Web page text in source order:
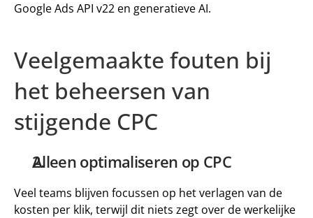
Google Ads API v22 en generatieve AI.
Veelgemaakte fouten bij
het beheersen van
stijgende CPC
Alleen optimaliseren op CPC
Veel teams blijven focussen op het verlagen van de
kosten per klik, terwijl dit niets zegt over de werkelijke